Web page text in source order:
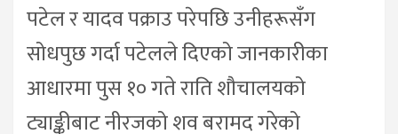
पटेल र यादव पक्राउ परेपछि उनीहरूसँग
सोधपुछ गर्दा पटेलले दिएको जानकारीका
आधारमा पुस १० गते राति शौचालयको
ट्याङ्कीबाट नीरजको शव बरामद गरेको